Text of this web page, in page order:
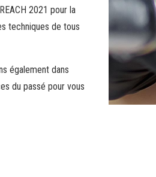
2021 pour la
techniques de tous
également dans
du passé pour vous